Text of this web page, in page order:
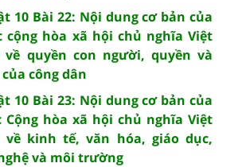
10 Bài 22: Nội dung cơ bản của
cộng hòa xã hội chủ nghĩa Việt
về quyền con người, quyền và
công dân
10 Bài 23: Nội dung cơ bản của
hòa xã hội chủ nghĩa Việt
về kinh tế, văn hóa, giáo dục,
và môi trường